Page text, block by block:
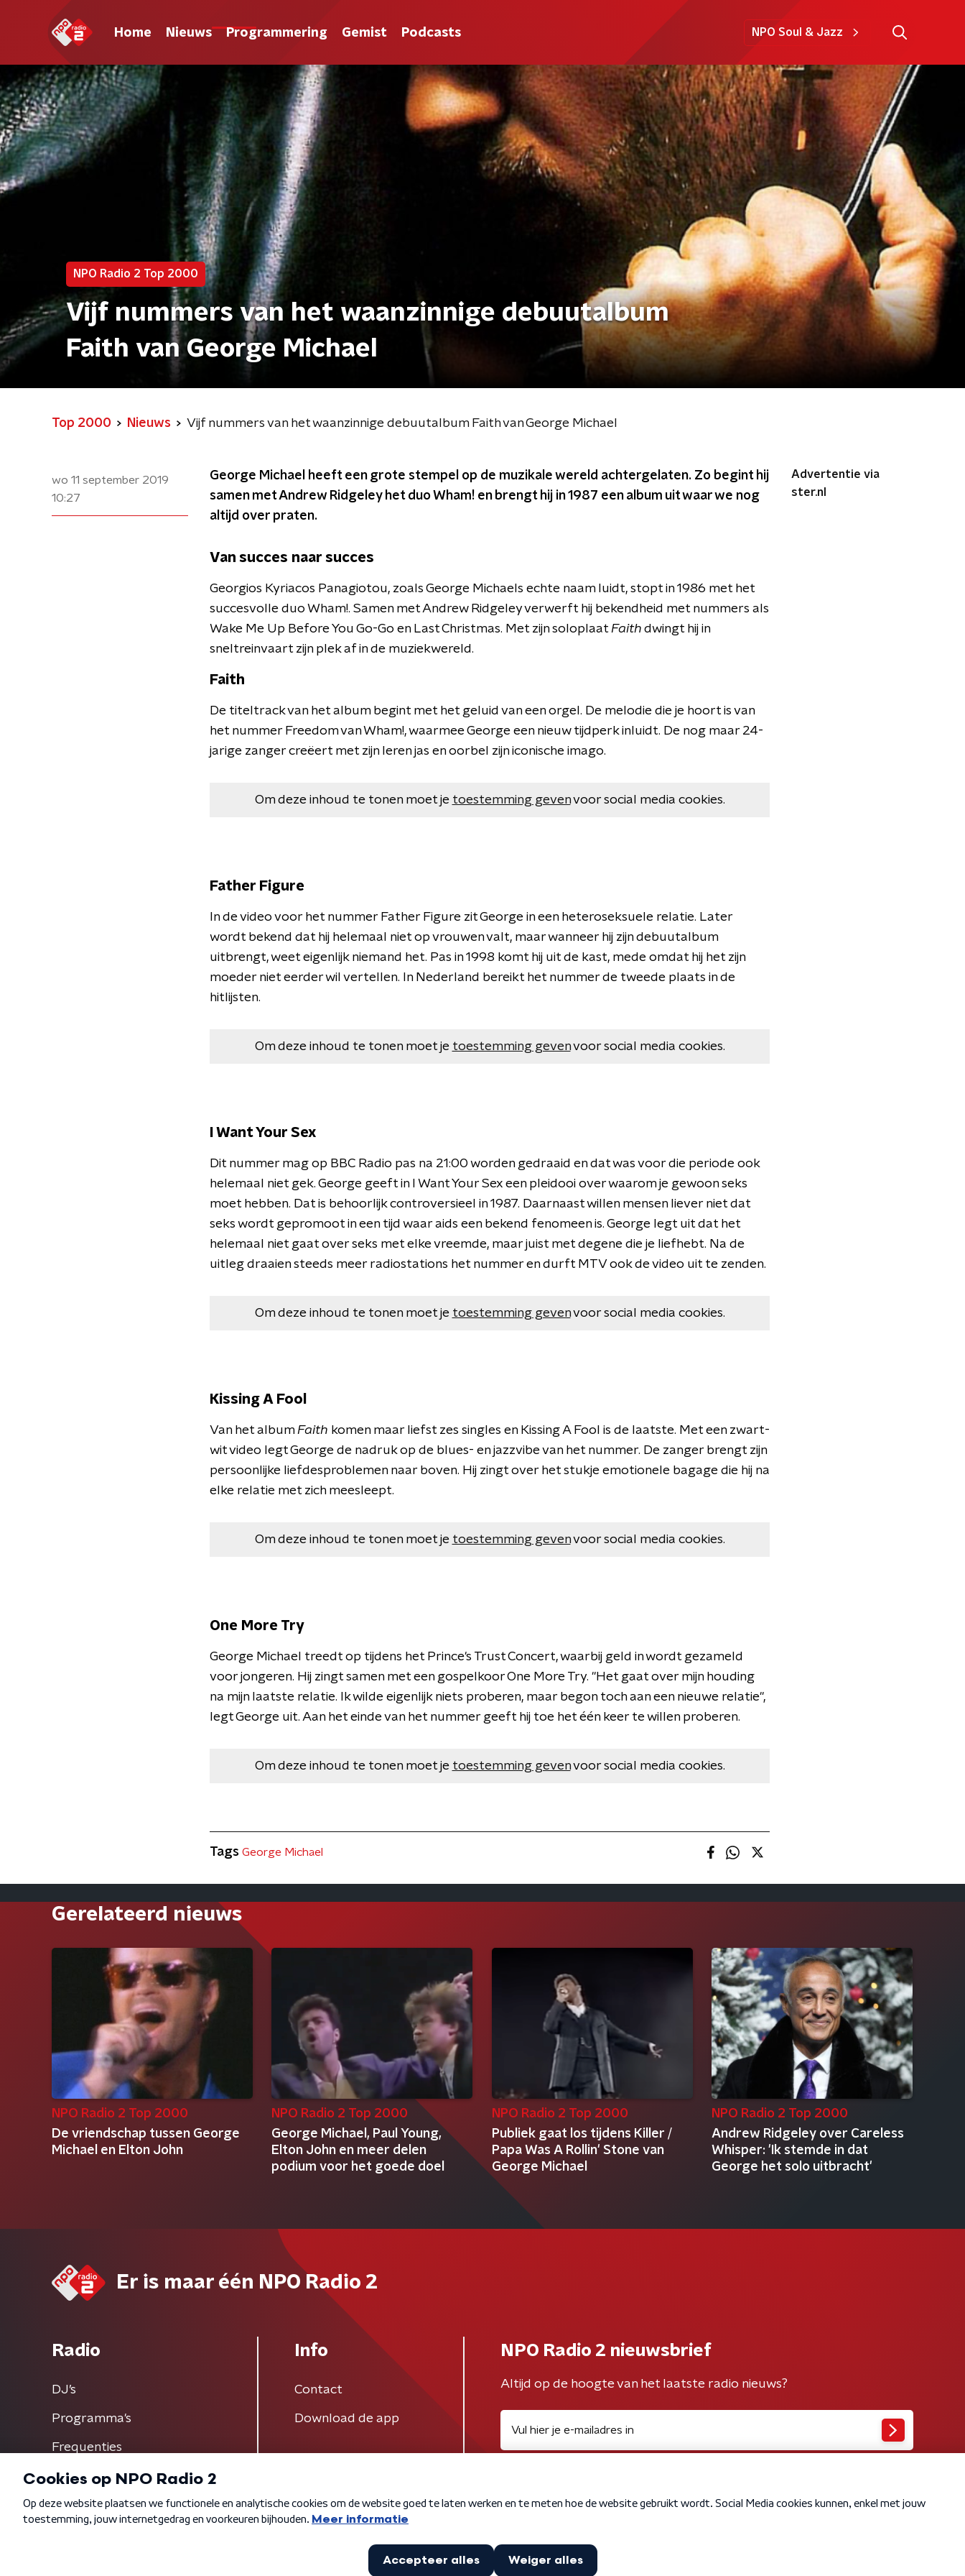
Home Nieuws Programmering Gemist Podcasts NPO Soul & Jazz
NPO Radio 2 Top 2000
Vijf nummers van het waanzinnige debuutalbum
Faith van George Michael
Top 2000 Nieuws Vijf nummers van het waanzinnige debuutalbum Faith van George Michael
wo 11 september 2019
10:27
George Michael heeft een grote stempel op de muzikale wereld achtergelaten. Zo begint hij
samen met Andrew Ridgeley het duo Wham! en brengt hij in 1987 een album uit waar we nog
altijd over praten.
Van succes naar succes
Georgios Kyriacos Panagiotou, zoals George Michaels echte naam luidt, stopt in 1986 met het
succesvolle duo Wham!. Samen met Andrew Ridgeley verwerft hij bekendheid met nummers als
Wake Me Up Before You Go-Go en Last Christmas. Met zijn soloplaat Faith dwingt hij in
sneltreinvaart zijn plek af in de muziekwereld.
Faith
De titeltrack van het album begint met het geluid van een orgel. De melodie die je hoort is van
het nummer Freedom van Wham!, waarmee George een nieuw tijdperk inluidt. De nog maar 24-
jarige zanger creëert met zijn leren jas en oorbel zijn iconische imago.
Om deze inhoud te tonen moet je toestemming gevenvoor social media cookies.
Father Figure
In de video voor het nummer Father Figure zit George in een heteroseksuele relatie. Later
wordt bekend dat hij helemaal niet op vrouwen valt, maar wanneer hij zijn debuutalbum
uitbrengt, weet eigenlijk niemand het. Pas in 1998 komt hij uit de kast, mede omdat hij het zijn
moeder niet eerder wil vertellen. In Nederland bereikt het nummer de tweede plaats in de
hitlijsten.
Om deze inhoud te tonen moet je toestemming gevenvoor social media cookies.
I Want Your Sex
Dit nummer mag op BBC Radio pas na 21:00 worden gedraaid en dat was voor die periode ook
helemaal niet gek. George geeft in I Want Your Sex een pleidooi over waarom je gewoon seks
moet hebben. Dat is behoorlijk controversieel in 1987. Daarnaast willen mensen liever niet dat
seks wordt gepromoot in een tijd waar aids een bekend fenomeen is. George legt uit dat het
helemaal niet gaat over seks met elke vreemde, maar juist met degene die je liefhebt. Na de
uitleg draaien steeds meer radiostations het nummer en durft MTV ook de video uit te zenden.
Om deze inhoud te tonen moet je toestemming gevenvoor social media cookies.
Kissing A Fool
Van het albumFaith komen maar liefst zes singles en Kissing A Fool is de laatste. Met een zwart-
wit video legt George de nadruk op de blues- en jazzvibe van het nummer. De zanger brengt zijn
persoonlijke liefdesproblemen naar boven. Hij zingt over het stukje emotionele bagage die hij na
elke relatie met zich meesleept.
Om deze inhoud te tonen moet je toestemming gevenvoor social media cookies.
One More Try
George Michael treedt op tijdens het Prince's Trust Concert, waarbij geld in wordt gezameld
voor jongeren. Hij zingt samen met een gospelkoor One More Try. "Het gaat over mijn houding
na mijn laatste relatie. Ik wilde eigenlijk niets proberen, maar begon toch aan een nieuwe relatie",
legt George uit. Aan het einde van het nummer geeft hij toe het één keer te willen proberen.
Om deze inhoud te tonen moet je toestemming gevenvoor social media cookies.
Advertentie via
ster.nl
Tags George Michael
Gerelateerd nieuws
NPO Radio 2 Top 2000
De vriendschap tussen George
Michael en Elton John
NPO Radio 2 Top 2000
George Michael, Paul Young,
Elton John en meer delen
podium voor het goede doel
NPO Radio 2 Top 2000
Publiek gaat los tijdens Killer /
Papa Was A Rollin' Stone van
George Michael
NPO Radio 2 Top 2000
Andrew Ridgeley over Careless
Whisper: 'Ik stemde in dat
George het solo uitbracht'
Er is maar één NPO Radio 2
Radio
DJ’s
Programma's
Frequenties
Info
Contact
Download de app
NPO Radio 2 nieuwsbrief
Altijd op de hoogte van het laatste radio nieuws?
Algemene voorwaarden Privacybeleid